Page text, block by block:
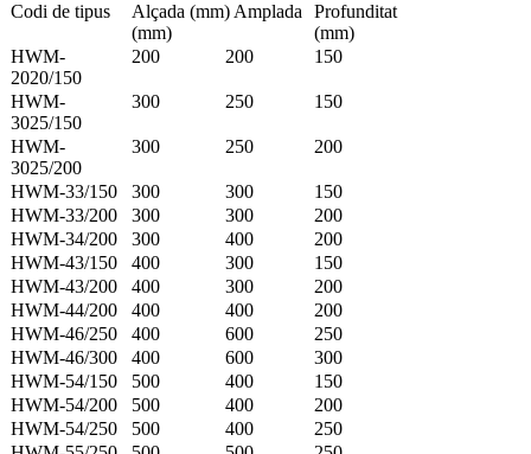
Codi de tipus
Alçada (mm) Amplada
(mm)
Profunditat
(mm)
HWM-
2020/150
200 200 150
HWM-
3025/150
300 250 150
HWM-
3025/200
300 250 200
HWM-33/150 300 300
150
HWM-33/200
300 300
200
HWM-34/200
300 400
200
HWM-43/150
400 300
150
HWM-43/200
400 300
200
HWM-44/200
400 400
200
HWM-46/250
400 600
250
HWM-46/300
400 600
300
HWM-54/150
500 400
150
HWM-54/200
500 400
200
HWM-54/250
500 400
250